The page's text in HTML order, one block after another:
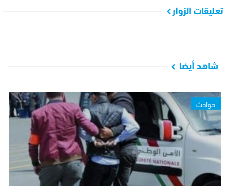
تعليقات الزوار
شاهد أيضا
حوادث